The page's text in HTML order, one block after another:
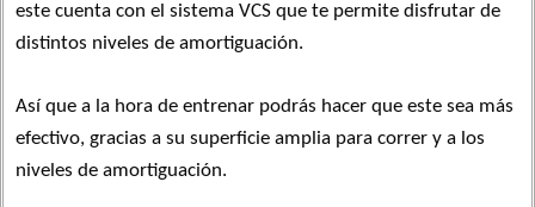
este cuenta con el sistema VCS que te permite disfrutar de
distintos niveles de amortiguación.
Así que a la hora de entrenar podrás hacer que este sea más
efectivo, gracias a su superficie amplia para correr y a los
niveles de amortiguación.